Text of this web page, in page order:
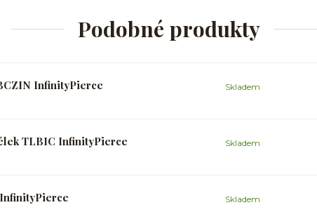
Podobné produkty
InfinityPierce Skladem
TLBIC InfinityPierce Skladem
Skladem